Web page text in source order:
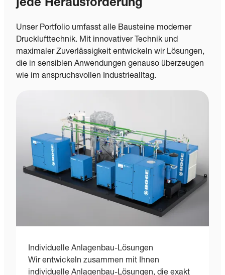
jede Herausforderung
Unser Portfolio umfasst alle Bausteine moderner
Drucklufttechnik. Mit innovativer Technik und
maximaler Zuverlässigkeit entwickeln wir Lösungen,
die in sensiblen Anwendungen genauso überzeugen
wie im anspruchsvollen Industriealltag.
Individuelle Anlagenbau-Lösungen
Wir entwickeln zusammen mit Ihnen
individuelle Anlagenbau-Lösungen, die exakt